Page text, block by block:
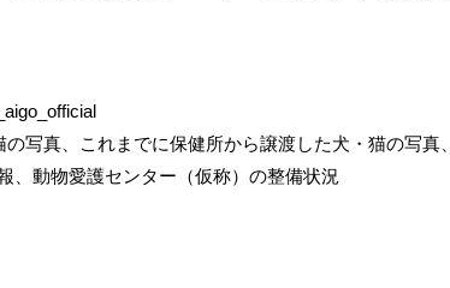
真、これまでに保健所から譲渡した犬・猫の写真、
護センター（仮称）の整備状況